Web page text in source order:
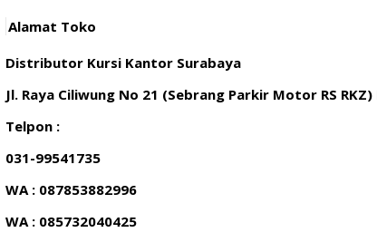
Alamat Toko
Distributor Kursi Kantor Surabaya
Jl. Raya Ciliwung No 21 (Sebrang Parkir Motor RS
Telpon :
031-99541735
WA : 087853882996
WA : 085732040425